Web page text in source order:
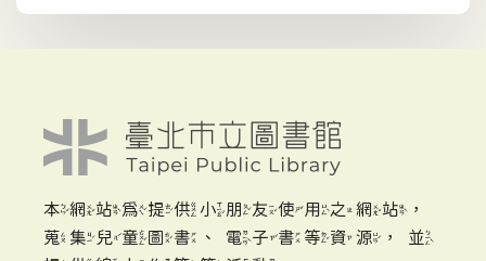
本網站為提供小朋友使用之網站，
蒐集兒童圖書、電子書等資源，並